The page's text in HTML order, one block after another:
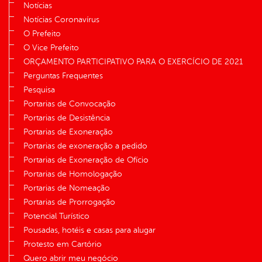
Notícias
Notícias Coronavírus
O Prefeito
O Vice Prefeito
ORÇAMENTO PARTICIPATIVO PARA O EXERCÍCIO DE 2021
Perguntas Frequentes
Pesquisa
Portarias de Convocação
Portarias de Desistência
Portarias de Exoneração
Portarias de exoneração a pedido
Portarias de Exoneração de Ofício
Portarias de Homologação
Portarias de Nomeação
Portarias de Prorrogação
Potencial Turístico
Pousadas, hotéis e casas para alugar
Protesto em Cartório
Quero abrir meu negócio